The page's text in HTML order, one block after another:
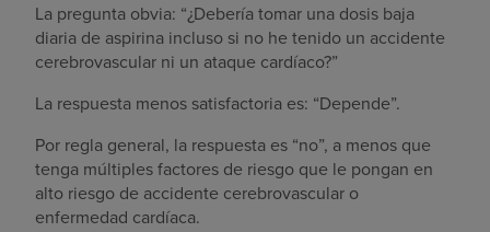
La pregunta obvia: “¿Debería tomar una dosis baja
diaria de aspirina incluso si no he tenido un accidente
cerebrovascular ni un ataque cardíaco?”
La respuesta menos satisfactoria es: “Depende”.
Por regla general, la respuesta es “no”, a menos que
tenga múltiples factores de riesgo que le pongan en
alto riesgo de accidente cerebrovascular o
enfermedad cardíaca.